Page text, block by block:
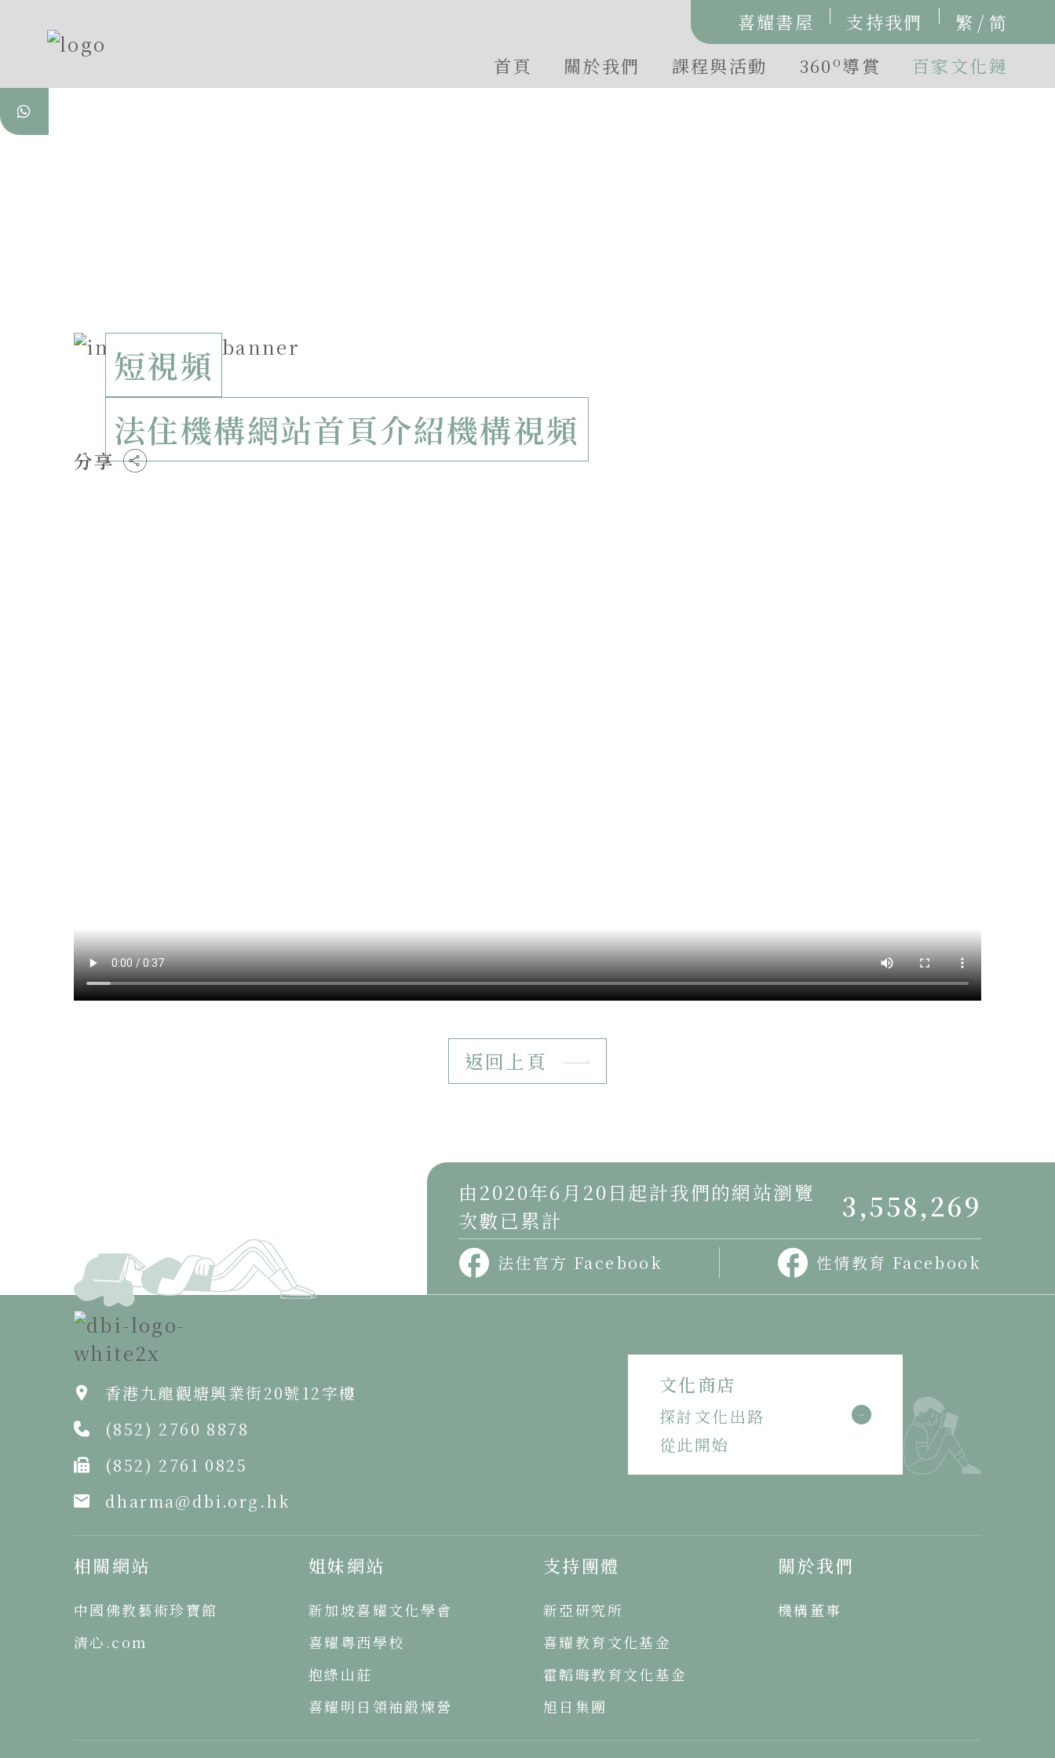
喜耀書屋 支持我們 繁 / 简
首頁
關於我們 課程與活動 360o導賞 百家文化鏈
短視頻
法住機構網站首頁介紹機構視頻
分享
返回上頁
由2020年6月20日起計我們的網站瀏覽
次數已累計
3,558,269
法住官方 Facebook 性情教育 Facebook
香港九龍觀塘興業街20號12字樓
(852) 2760 8878
(852) 2761 0825
dharma@dbi.org.hk
文化商店
探討文化出路
從此開始
相關網站
中國佛教藝術珍寶館
清心.com
姐妹網站
新加坡喜耀文化學會
喜耀粵西學校
抱綠山莊
喜耀明日領袖鍛煉營
支持團體
新亞研究所
喜耀教育文化基金
霍韜晦教育文化基金
旭日集團
關於我們
機構董事